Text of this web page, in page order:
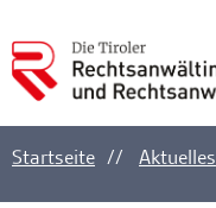
Ankerlink
Startseite Aktuelles